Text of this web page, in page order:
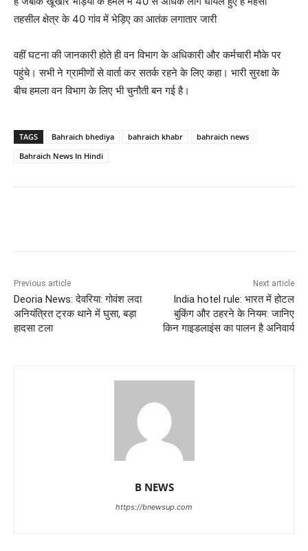
तहसील क्षेत्र के 40 गांव में भेड़िए का आतंक लगातार जारी
वहीं घटना की जानकारी होते ही वन विभाग के अधिकारी और कर्मचारी मौके पर
पहुंचे। सभी ने ग्रामीणों से वार्ता कर सतर्क रहने के लिए कहा। भारी सुरक्षा के
बीच हमला वन विभाग के लिए भी चुनौती बन गई है।
TAGS Bahraich bhediya bahraich khabr
bahraich news
Bahraich News In Hindi
Previous article
Deoria News: देवरिया: गोवंश लदा
अनियंत्रित ट्रक थाने में घुसा, बड़ा
हादसा टला
Next article
India hotel rule: भारत में होटल
बुकिंग और ठहरने के नियम: जानिए
किन गाइडलाइंस का पालन है अनिवार्य
B NEWS
https://bnewsup.com